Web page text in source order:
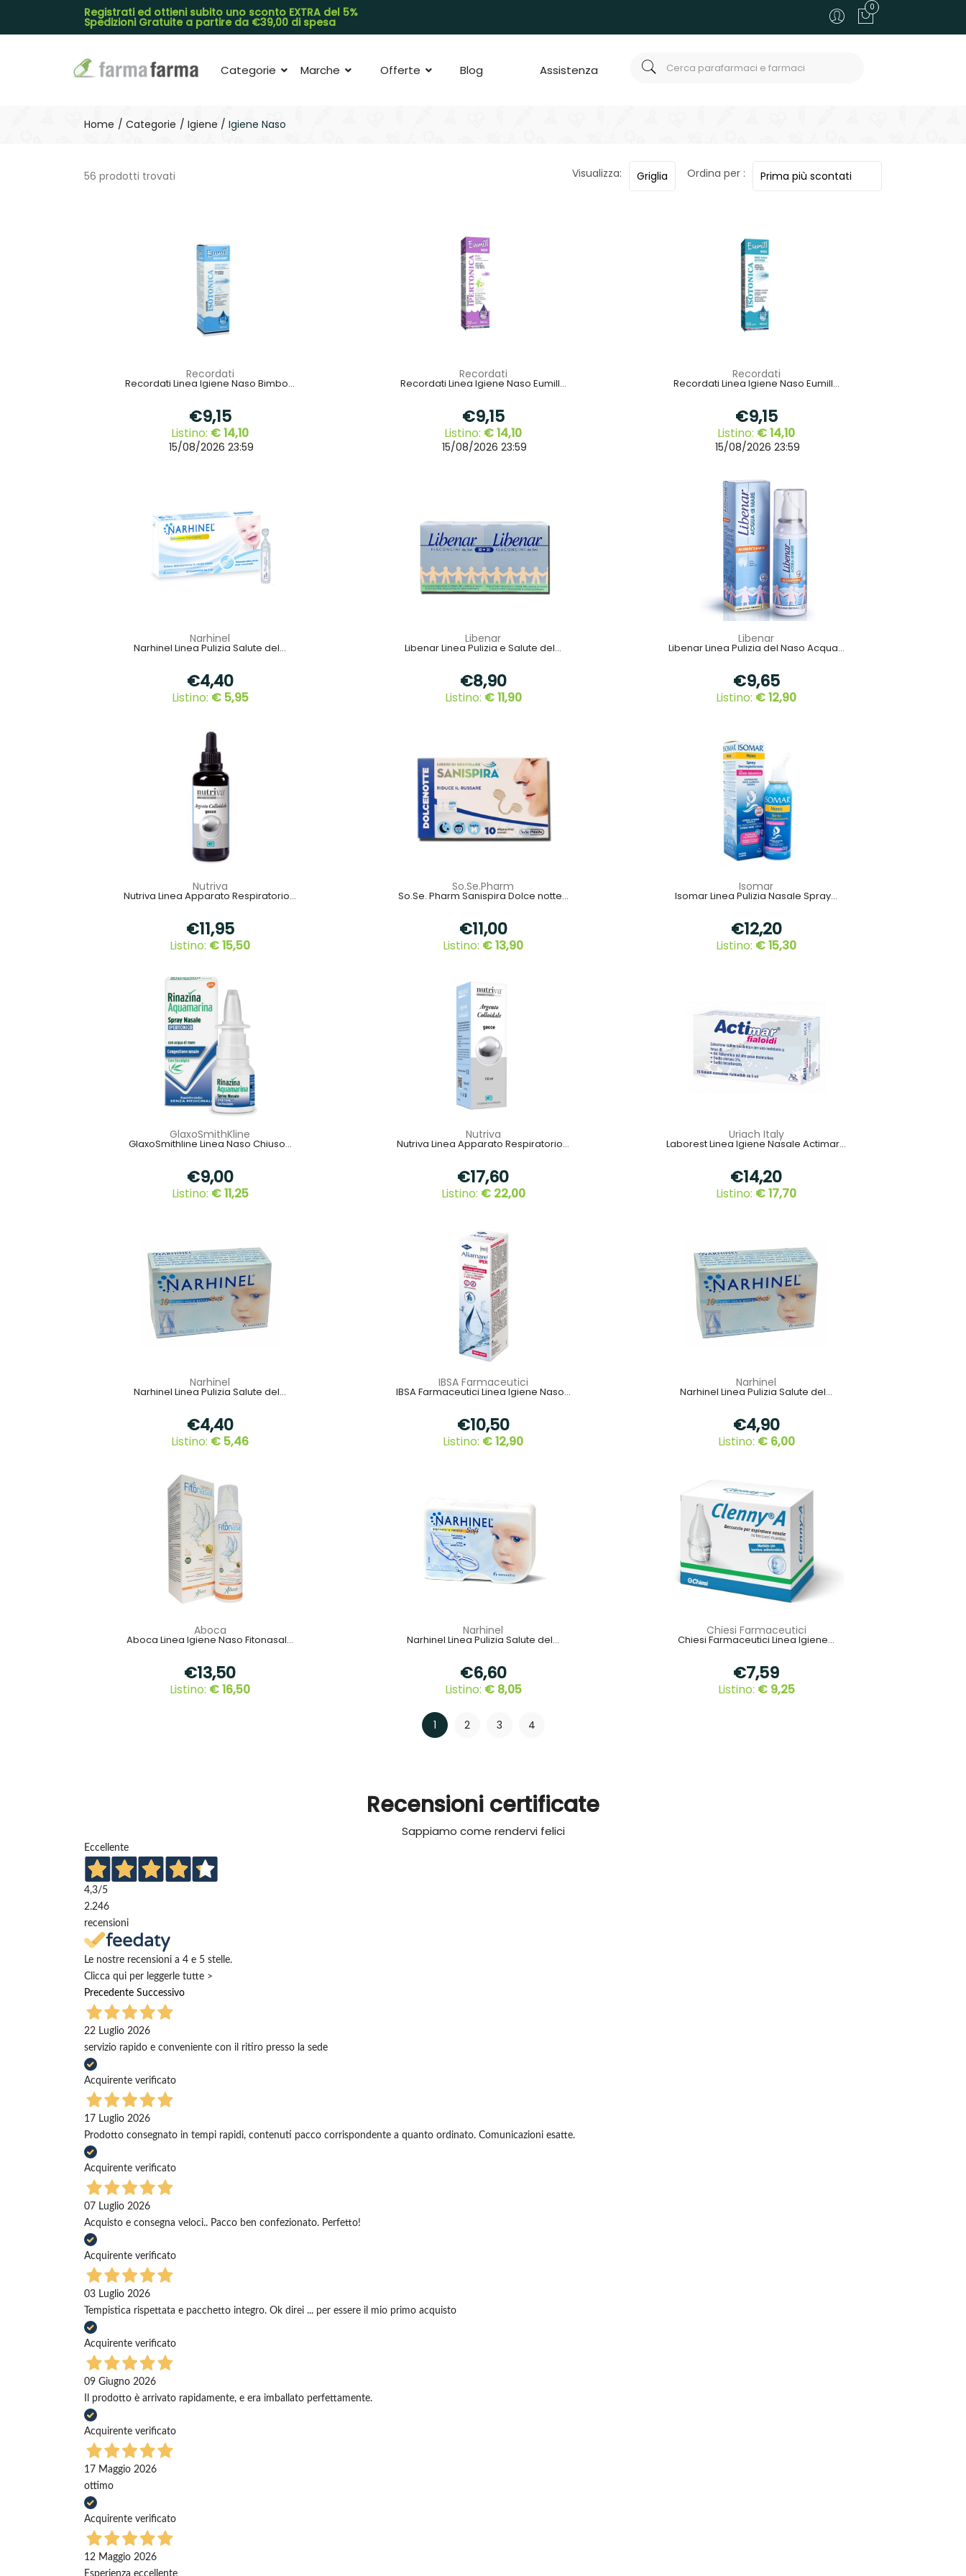
Registrati ed ottieni subito uno sconto EXTRA del 5%
Spedizioni Gratuite a partire da €39,00 di spesa
0
Categorie Marche Offerte Blog Assistenza
Home Categorie Igiene Igiene Naso
56 prodotti trovati Visualizza: Ordina per :
Recordati
Recordati Linea Igiene Naso Bimbo...
€9,15
Listino: € 14,10
15/08/2026 23:59
Recordati
Recordati Linea Igiene Naso Eumill...
€9,15
Listino: € 14,10
15/08/2026 23:59
Recordati
Recordati Linea Igiene Naso Eumill...
€9,15
Listino: € 14,10
15/08/2026 23:59
Narhinel
Narhinel Linea Pulizia Salute del...
€4,40
Listino: € 5,95
Libenar
Libenar Linea Pulizia e Salute del...
€8,90
Listino: € 11,90
Libenar
Libenar Linea Pulizia del Naso Acqua...
€9,65
Listino: € 12,90
Nutriva
Nutriva Linea Apparato Respiratorio...
€11,95
Listino: € 15,50
So.Se.Pharm
So.Se. Pharm Sanispira Dolce notte...
€11,00
Listino: € 13,90
Isomar
Isomar Linea Pulizia Nasale Spray...
€12,20
Listino: € 15,30
GlaxoSmithKline
GlaxoSmithline Linea Naso Chiuso...
€9,00
Listino: € 11,25
Nutriva
Nutriva Linea Apparato Respiratorio...
€17,60
Listino: € 22,00
Uriach Italy
Laborest Linea Igiene Nasale Actimar...
€14,20
Listino: € 17,70
Narhinel
Narhinel Linea Pulizia Salute del...
€4,40
Listino: € 5,46
IBSA Farmaceutici
IBSA Farmaceutici Linea Igiene Naso...
€10,50
Listino: € 12,90
Narhinel
Narhinel Linea Pulizia Salute del...
€4,90
Listino: € 6,00
Aboca
Aboca Linea Igiene Naso Fitonasal...
€13,50
Listino: € 16,50
Narhinel
Narhinel Linea Pulizia Salute del...
€6,60
Listino: € 8,05
Chiesi Farmaceutici
Chiesi Farmaceutici Linea Igiene...
€7,59
Listino: € 9,25
1 2 3 4
Recensioni certificate
Sappiamo come rendervi felici
Eccellente
4,3/5
2.246
recensioni
Le nostre recensioni a 4 e 5 stelle.
Clicca qui per leggerle tutte >
Precedente Successivo
22 Luglio 2026
servizio rapido e conveniente con il ritiro presso la sede
Acquirente verificato
17 Luglio 2026
Prodotto consegnato in tempi rapidi, contenuti pacco corrispondente a quanto ordinato. Comunicazioni esatte.
Acquirente verificato
07 Luglio 2026
Acquisto e consegna veloci.. Pacco ben confezionato. Perfetto!
Acquirente verificato
03 Luglio 2026
Tempistica rispettata e pacchetto integro. Ok direi ... per essere il mio primo acquisto
Acquirente verificato
09 Giugno 2026
Il prodotto è arrivato rapidamente, e era imballato perfettamente.
Acquirente verificato
17 Maggio 2026
ottimo
Acquirente verificato
12 Maggio 2026
Esperienza eccellente